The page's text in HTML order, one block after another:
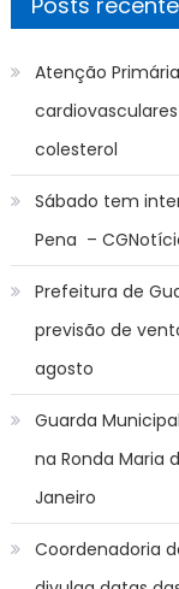
Atenção
colesterol
Sábado tem
Pena –
Prefeitura de
previsão de
agosto
Guarda
na Ronda Maria
Janeiro
Coordenadoria